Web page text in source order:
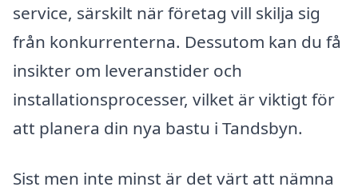
service, särskilt när företag vill skilja sig
från konkurrenterna. Dessutom kan du få
insikter om leveranstider och
installationsprocesser, vilket är viktigt för
att planera din nya bastu i Tandsbyn.
Sist men inte minst är det värt att nämna